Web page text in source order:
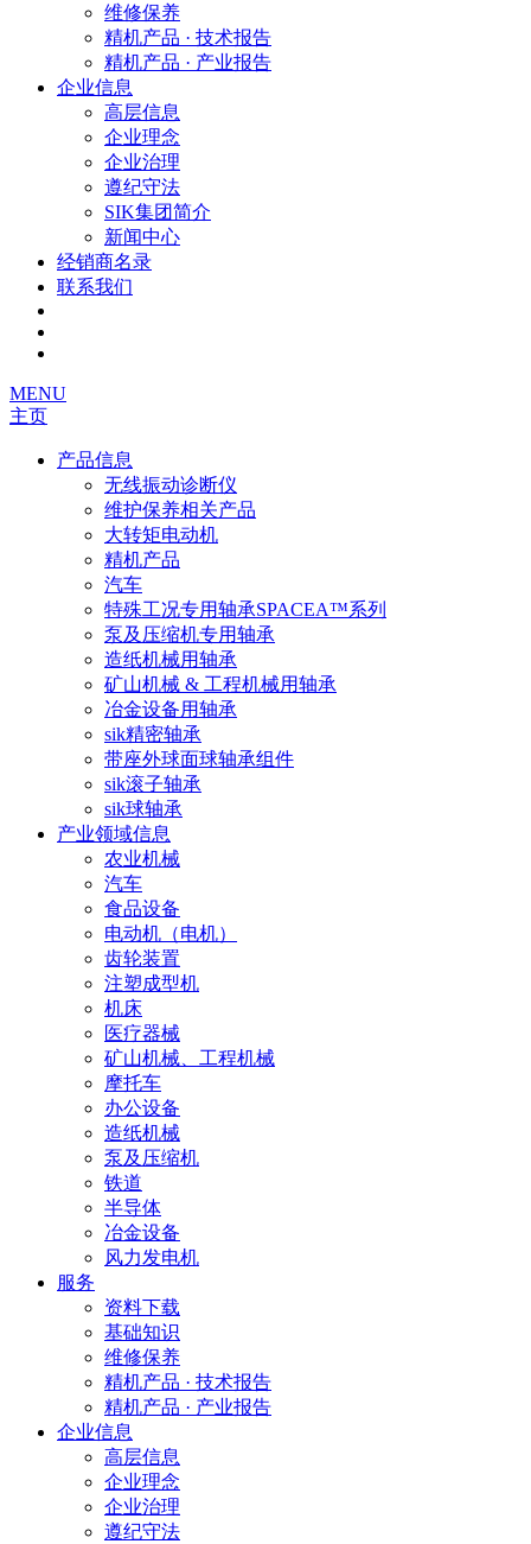
维修保养
精机产品 · 技术报告
精机产品 · 产业报告
企业信息
高层信息
企业理念
企业治理
遵纪守法
SIK集团简介
新闻中心
经销商名录
联系我们
MENU
主页
产品信息
无线振动诊断仪
维护保养相关产品
大转矩电动机
精机产品
汽车
特殊工况专用轴承SPACEA™系列
泵及压缩机专用轴承
造纸机械用轴承
矿山机械 & 工程机械用轴承
冶金设备用轴承
sik精密轴承
带座外球面球轴承组件
sik滚子轴承
sik球轴承
产业领域信息
农业机械
汽车
食品设备
电动机（电机）
齿轮装置
注塑成型机
机床
医疗器械
矿山机械、工程机械
摩托车
办公设备
造纸机械
泵及压缩机
铁道
半导体
冶金设备
风力发电机
服务
资料下载
基础知识
维修保养
精机产品 · 技术报告
精机产品 · 产业报告
企业信息
高层信息
企业理念
企业治理
遵纪守法